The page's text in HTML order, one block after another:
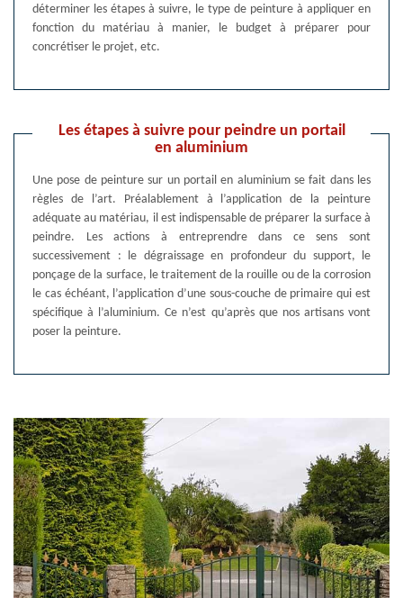
déterminer les étapes à suivre, le type de peinture à appliquer en
fonction du matériau à manier, le budget à préparer pour
concrétiser le projet, etc.
Les étapes à suivre pour peindre un portail
en aluminium
Une pose de peinture sur un portail en aluminium se fait dans les
règles de l’art. Préalablement à l’application de la peinture
adéquate au matériau, il est indispensable de préparer la surface à
peindre. Les actions à entreprendre dans ce sens sont
successivement : le dégraissage en profondeur du support, le
ponçage de la surface, le traitement de la rouille ou de la corrosion
le cas échéant, l’application d’une sous-couche de primaire qui est
spécifique à l’aluminium. Ce n’est qu’après que nos artisans vont
poser la peinture.